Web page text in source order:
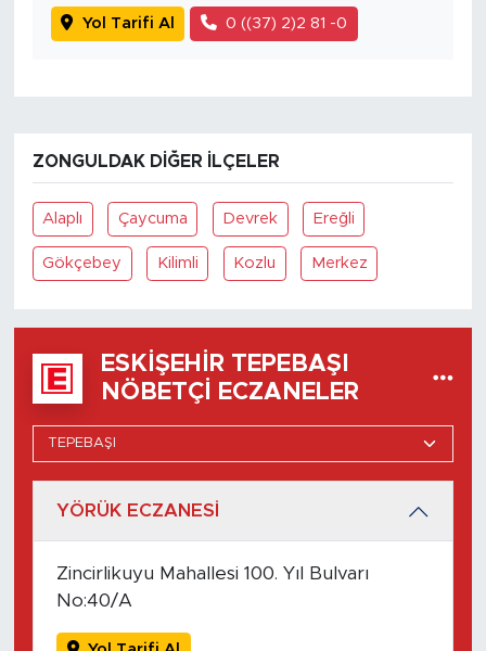
Yol Tarifi Al 0 ((37) 2)2 81 -0
ZONGULDAK DIĞER İLÇELER
Alaplı Çaycuma Devrek Ereğli
Gökçebey Kilimli Kozlu Merkez
ESKIŞEHIR TEPEBAŞI
NÖBETÇI ECZANELER
YÖRÜK ECZANESİ
Zincirlikuyu Mahallesi 100. Yıl Bulvarı
No:40/A